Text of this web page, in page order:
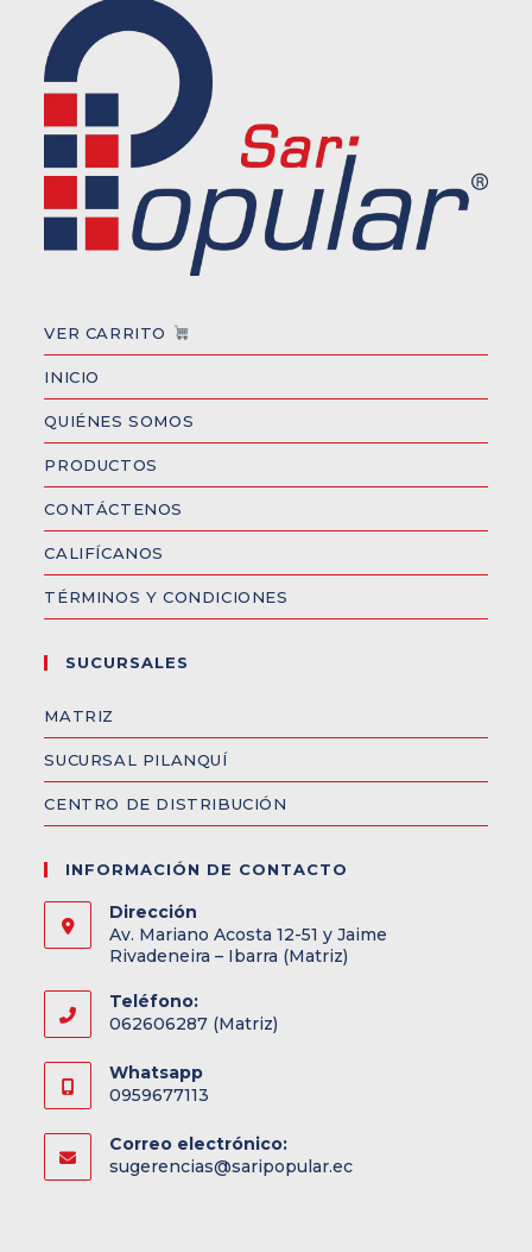
VER CARRITO
INICIO
QUIÉNES SOMOS
PRODUCTOS
CONTÁCTENOS
CALIFÍCANOS
TÉRMINOS Y CONDICIONES
SUCURSALES
MATRIZ
SUCURSAL PILANQUÍ
CENTRO DE DISTRIBUCIÓN
INFORMACIÓN DE CONTACTO
Dirección
Av. Mariano Acosta 12-51 y Jaime
Rivadeneira – Ibarra (Matriz)
Teléfono:
062606287 (Matriz)
Whatsapp
0959677113
Correo electrónico:
sugerencias@saripopular.ec